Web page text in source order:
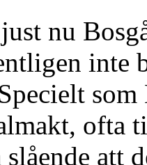
nu
inte
som
ofta
att